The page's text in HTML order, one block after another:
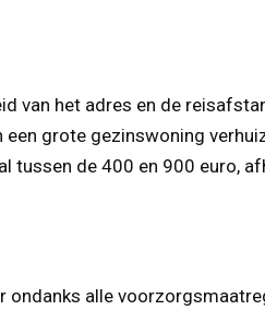
van het adres en de
grote gezinswoning
tussen de 400 en 900 euro,
ondanks alle